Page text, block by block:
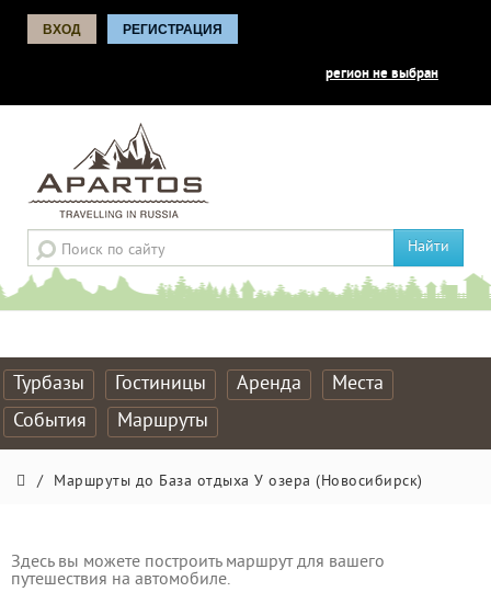
ВХОД РЕГИСТРАЦИЯ
регион не выбран
Найти
Турбазы Гостиницы Аренда
Места
События
Маршруты
/ Маршруты до База отдыха У озера (Новосибирск)
Здесь вы можете построить маршрут для вашего
путешествия на автомобиле.